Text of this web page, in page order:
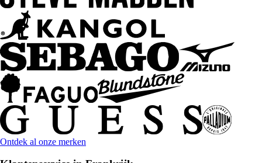
Ontdek al onze merken